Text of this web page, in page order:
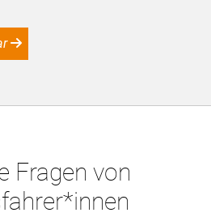
Fragen von